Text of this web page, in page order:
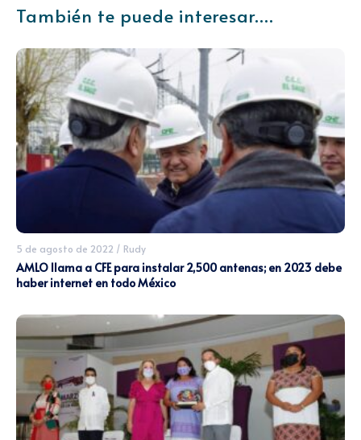
También te puede interesar....
5 de agosto de 2022 / Rudy
AMLO llama a CFE para instalar 2,500 antenas; en 2023 debe
haber internet en todo México